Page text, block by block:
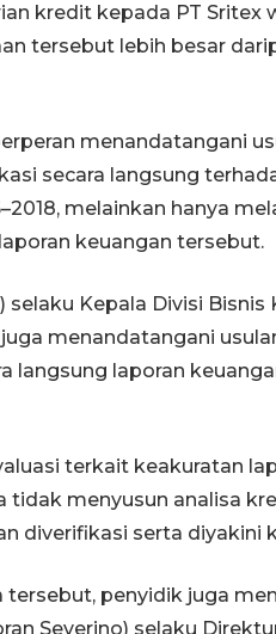
kredit kepada PT Sritex
tersebut lebih besar
menandatangani
secara langsung
melainkan hanya
keuangan tersebut.
selaku Kepala Divisi
menandatangani
langsung laporan
terkait keakuratan
tidak menyusun analisa
diverifikasi serta diyakini
penyidik juga
Severino) selaku